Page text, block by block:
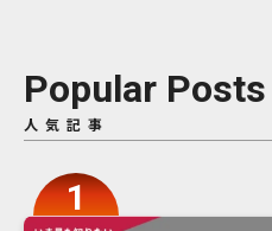
Popular Posts
人気記事